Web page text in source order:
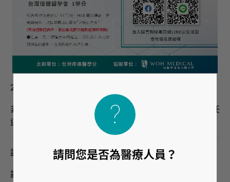
請問您是否為醫療人員？
2024年 第三場 安倍影線上超音波課程！
非常榮幸能邀請到 聯新運醫主治醫師 🔥邱熙亭醫師🔥擔任
這次課程講師，為大家帶來「膝關節進階介紹」課程。
講師：邱熙亭 醫師
課程時間：2024/6/23（日）10:30-11:30